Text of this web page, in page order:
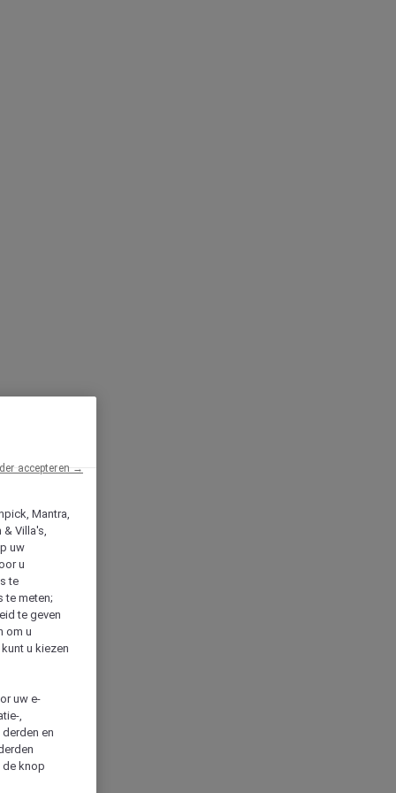
Mantra,
& Villa's,
uw
u
te
te meten;
te geven
om u
u kiezen
uw e-
,
en
de knop
accepteren →